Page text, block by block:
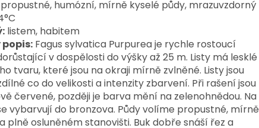
propustné, humózní, mírně kyselé půdy, mrazuvzdorný
listem, habitem
popis: Fagus sylvatica Purpurea je rychle rostoucí
v dospělosti do výšky až 25 m. Listy má lesklé
tvaru, které jsou na okraji mírně zvlněné. Listy jsou
co do velikosti a intenzity zbarvení. Při rašení jsou
červené, později je barva mění na zelenohnědou. Na
vybarvují do bronzova. Půdy volíme propustné, mírně
plně osluněném stanovišti. Buk dobře snáší řez a